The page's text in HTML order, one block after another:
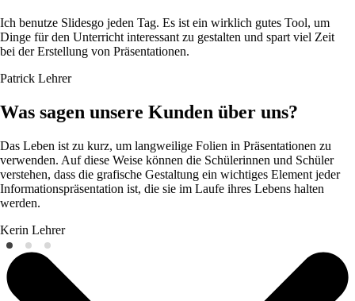
Ich benutze Slidesgo jeden Tag. Es ist ein wirklich gutes Tool, um
Dinge für den Unterricht interessant zu gestalten und spart viel Zeit
bei der Erstellung von Präsentationen.
Patrick Lehrer
Was sagen unsere Kunden über uns?
Das Leben ist zu kurz, um langweilige Folien in Präsentationen zu
verwenden. Auf diese Weise können die Schülerinnen und Schüler
verstehen, dass die grafische Gestaltung ein wichtiges Element jeder
Informationspräsentation ist, die sie im Laufe ihres Lebens halten
werden.
Kerin Lehrer